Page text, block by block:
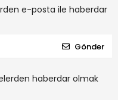
e-posta ile haberdar
Gönder
haberdar olmak